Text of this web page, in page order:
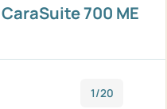
700 ME
1/20